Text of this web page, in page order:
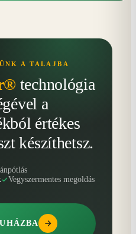
A TALAJBA
technológia
a
értékes
készíthetsz.
Vegyszermentes megoldás